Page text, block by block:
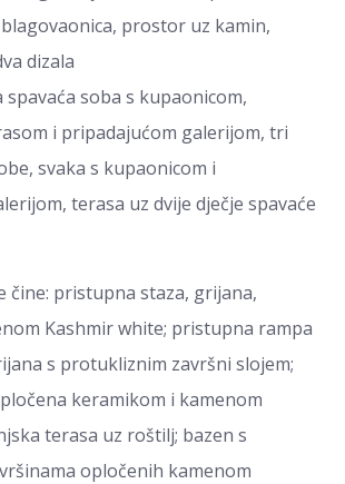
prostor uz kamin,
dizala
spavaća soba s kupaonicom,
i pripadajućom galerijom, tri
svaka s kupaonicom i
terasa uz dvije dječje spavaće
čine: pristupna staza, grijana,
Kashmir white; pristupna rampa
s protukliznim završni slojem;
keramikom i kamenom
terasa uz roštilj; bazen s
opločenih kamenom